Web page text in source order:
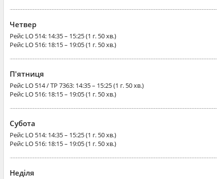
Четвер
Рейс LO 514: 14:35 – 15:25 (1 г. 50 хв.)
Рейс LO 516: 18:15 – 19:05 (1 г. 50 хв.)
П'ятниця
Рейс LO 514 / TP 7363: 14:35 – 15:25 (1 г. 50 хв.)
Рейс LO 516: 18:15 – 19:05 (1 г. 50 хв.)
Субота
Рейс LO 514: 14:35 – 15:25 (1 г. 50 хв.)
Рейс LO 516: 18:15 – 19:05 (1 г. 50 хв.)
Неділя